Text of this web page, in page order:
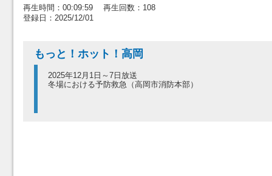
再生時間：00:09:59 再生回数：108
登録日：2025/12/01
もっと！ホット！高岡
2025年12月1日～7日放送
冬場における予防救急（高岡市消防本部）